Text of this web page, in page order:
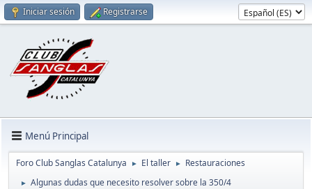
Iniciar sesión Registrarse
Menú Principal
Foro Club Sanglas Catalunya ► El taller ► Restauraciones
► Algunas dudas que necesito resolver sobre la 350/4